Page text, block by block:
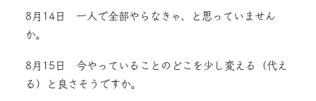
8月14日 一人で全部やらなきゃ、と思っていません
か。
8月15日 今やっていることのどこを少し変える（代え
る）と良さそうですか。